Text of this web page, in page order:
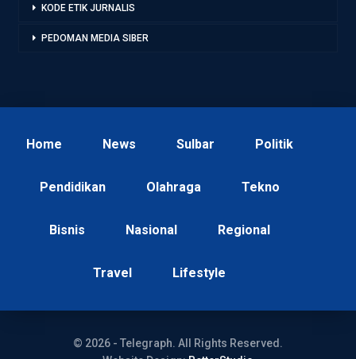
KODE ETIK JURNALIS
PEDOMAN MEDIA SIBER
Home News Sulbar Politik
Pendidikan Olahraga Tekno
Bisnis Nasional Regional
Travel Lifestyle
© 2026 - Telegraph. All Rights Reserved.